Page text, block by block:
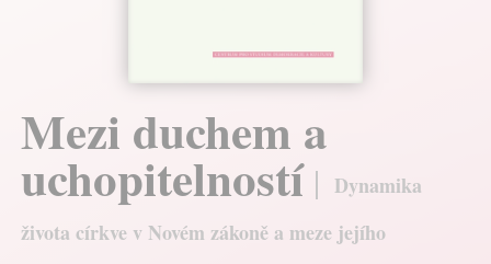
Mezi duchem a
uchopitelností
Dynamika
života církve v Novém zákoně a meze jejího